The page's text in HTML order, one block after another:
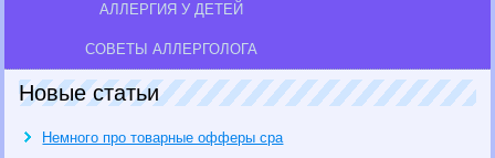
АЛЛЕРГИЯ У ДЕТЕЙ
СОВЕТЫ АЛЛЕРГОЛОГА
Новые статьи
Немного про товарные офферы cpa